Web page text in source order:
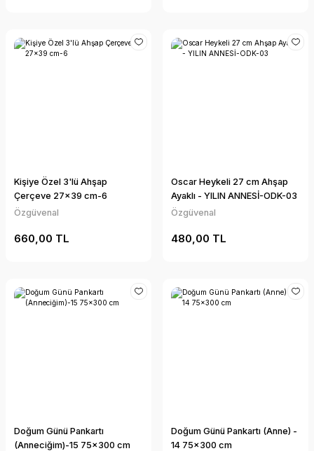
Kişiye Özel 3'lü Ahşap
Çerçeve 27x39 cm-6
Özgüvenal
660,00 TL
Oscar Heykeli 27 cm Ahşap
Ayaklı - YILIN ANNESİ-ODK-03
Özgüvenal
480,00 TL
Doğum Günü Pankartı
(Anneciğim)-15 75x300 cm
Doğum Günü Pankartı (Anne) -
14 75x300 cm